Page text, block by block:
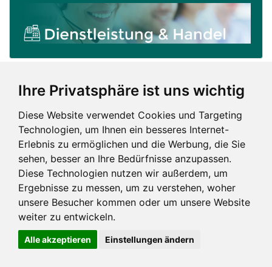
Ihre Privatsphäre ist uns wichtig
Diese Website verwendet Cookies und Targeting
Technologien, um Ihnen ein besseres Internet-
Erlebnis zu ermöglichen und die Werbung, die Sie
sehen, besser an Ihre Bedürfnisse anzupassen.
Diese Technologien nutzen wir außerdem, um
Ergebnisse zu messen, um zu verstehen, woher
unsere Besucher kommen oder um unsere Website
weiter zu entwickeln.
Alle akzeptieren Einstellungen ändern
Impressum und mehr